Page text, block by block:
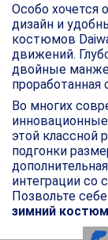
Особо хочется
дизайн и
костюмов
движений.
двойные
проработанная
Во многих
этой классной
подгонки
интеграции со
Позвольте себе
зимний